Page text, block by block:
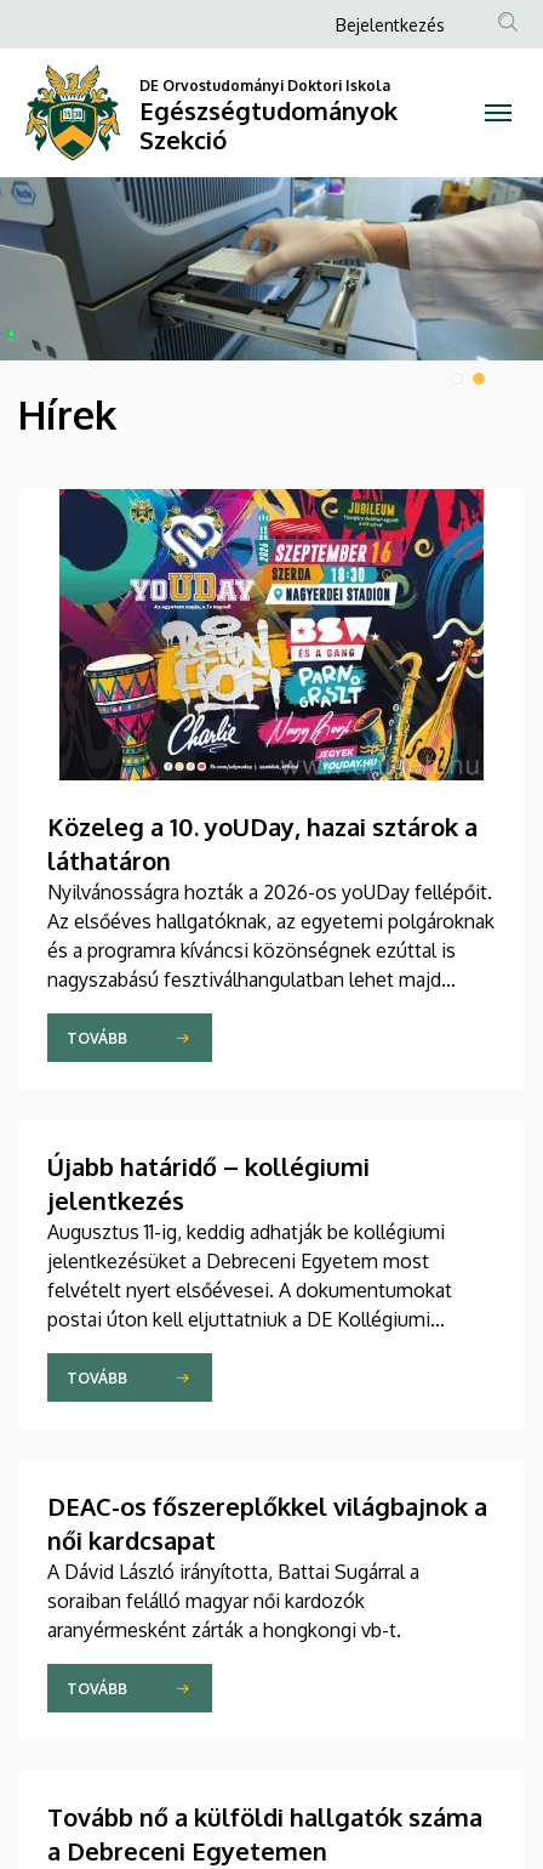
Egészségtudományok
Szekció
Anonim
fiók
menüje
Bejelentkezés
DE Orvostudományi Doktori Iskola
Egészségtudományok
Szekció
DIAVETÍTÉS
HÍREK
Hírek
Közeleg a 10. yoUDay, hazai sztárok a
láthatáron
Nyilvánosságra hozták a 2026-os yoUDay fellépőit.
Az elsőéves hallgatóknak, az egyetemi polgároknak
és a programra kíváncsi közönségnek ezúttal is
nagyszabású fesztiválhangulatban lehet majd
része, grandiózus tanévnyitó stadionshow-n
vehetnek részt szeptember közepén.
TOVÁBB
Újabb határidő – kollégiumi
jelentkezés
Augusztus 11-ig, keddig adhatják be kollégiumi
jelentkezésüket a Debreceni Egyetem most
felvételt nyert elsőévesei. A dokumentumokat
postai úton kell eljuttatniuk a DE Kollégiumi
Felvételi és Szociális Iroda címére. A kollégiumi
férőhelyekről a gólyák a Kollégiumi Felvételi és
Szociális Bizottság döntését követően, augusztus
TOVÁBB
DEAC-os főszereplőkkel világbajnok a
női kardcsapat
A Dávid László irányította, Battai Sugárral a
soraiban felálló magyar női kardozók
aranyérmesként zárták a hongkongi vb-t.
TOVÁBB
Tovább nő a külföldi hallgatók száma
a Debreceni Egyetemen